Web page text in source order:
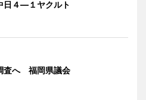
日４―１ヤクルト
査へ 福岡県議会